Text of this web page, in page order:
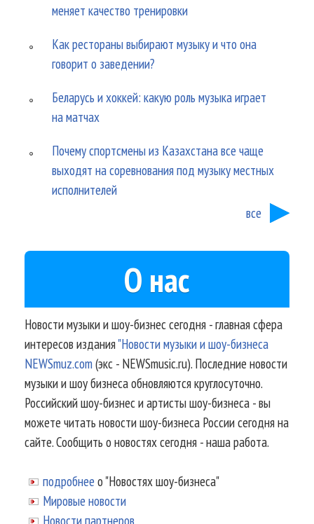
меняет качество тренировки
Как рестораны выбирают музыку и что она
говорит о заведении?
Беларусь и хоккей: какую роль музыка играет
на матчах
Почему спортсмены из Казахстана все чаще
выходят на соревнования под музыку местных
исполнителей
все
О нас
Новости музыки и шоу-бизнес сегодня - главная сфера
интересов издания"Новости музыки и шоу-бизнеса
NEWSmuz.com(экс - NEWSmusic.ru). Последние новости
музыки и шоу бизнеса обновляются круглосуточно.
Российский шоу-бизнес и артисты шоу-бизнеса - вы
можете читать новости шоу-бизнеса России сегодня на
сайте. Сообщить о новостях сегодня - наша работа.
подробнее о "Новостях шоу-бизнеса"
Мировые новости
Новости партнеров